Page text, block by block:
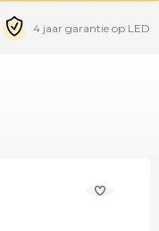
4 jaar garantie op LED